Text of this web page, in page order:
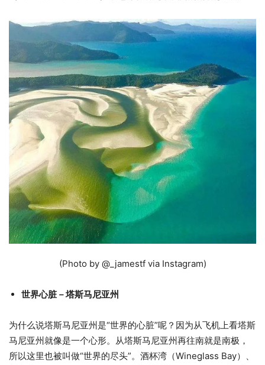
(Photo by @_jamestf via Instagram)
世界心脏－塔斯马尼亚州
为什么说塔斯马尼亚州是“世界的心脏”呢？因为从飞机上看塔斯
马尼亚州就像是一个心形。从塔斯马尼亚州再往南就是南极，
所以这里也被叫做“世界的尽头”。酒杯湾（Wineglass Bay）、